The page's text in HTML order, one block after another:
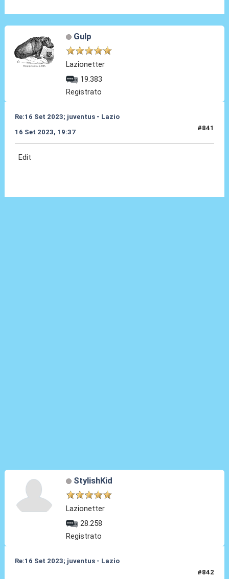
Gulp
Lazionetter
19.383
Registrato
Re:16 Set 2023; juventus - Lazio
16 Set 2023, 19:37
#841
Edit
StylishKid
Lazionetter
28.258
Registrato
Re:16 Set 2023; juventus - Lazio
#842